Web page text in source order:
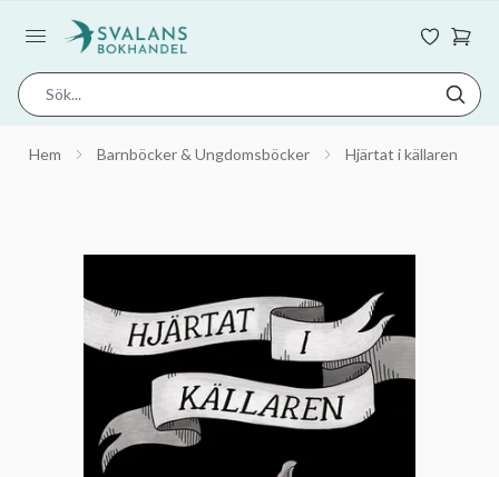
Hem Barnböcker & Ungdomsböcker Hjärtat i källaren